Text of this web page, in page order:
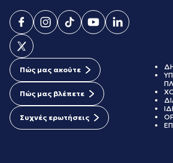
Πώς μας ακούτε
Πώς μας βλέπετε
Συχνές ερωτήσεις